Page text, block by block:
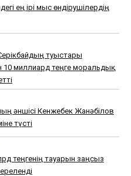
ең ірі мыс өндірушілердің
туыстары
миллиард теңге моральдық
әншісі Кенжебек Жанәбілов
түсті
теңгенің тауарын заңсыз